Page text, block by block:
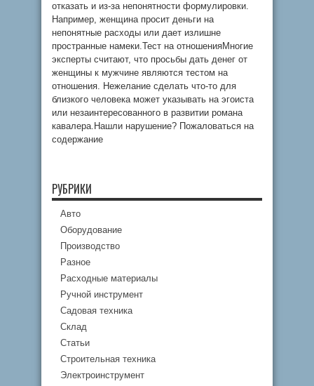
отказать и из-за непонятности формулировки.
Например, женщина просит деньги на
непонятные расходы или дает излишне
пространные намеки.Тест на отношенияМногие
эксперты считают, что просьбы дать денег от
женщины к мужчине являются тестом на
отношения. Нежелание сделать что-то для
близкого человека может указывать на эгоиста
или незаинтересованного в развитии романа
кавалера.Нашли нарушение? Пожаловаться на
содержание
РУБРИКИ
Авто
Оборудование
Производство
Разное
Расходные материалы
Ручной инструмент
Садовая техника
Склад
Статьи
Строительная техника
Электроинструмент